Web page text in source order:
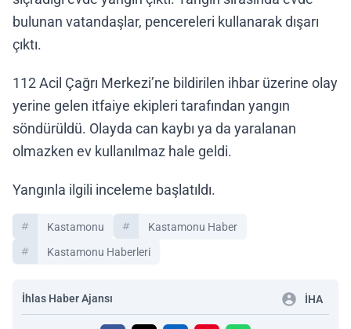
bulunan vatandaşlar, pencereleri kullanarak dışarı
çıktı.
112 Acil Çağrı Merkezi’ne bildirilen ihbar üzerine olay
yerine gelen itfaiye ekipleri tarafından yangın
söndürüldü. Olayda can kaybı ya da yaralanan
olmazken ev kullanılmaz hale geldi.
Yangınla ilgili inceleme başlatıldı.
Kastamonu
Kastamonu Haber
Kastamonu Haberleri
İhlas Haber Ajansı İHA